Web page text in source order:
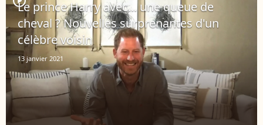
Le prince Harry avec... une queue de
cheval ? Nouvelles surprenantes d'un
célèbre voisin
13 janvier 2021